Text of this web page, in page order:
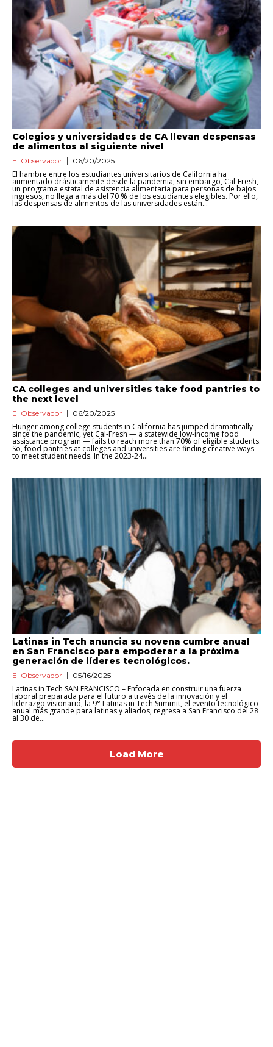
Colegios y universidades de CA llevan despensas
de alimentos al siguiente nivel
El Observador 06/20/2025
El hambre entre los estudiantes universitarios de California ha
aumentado drásticamente desde la pandemia; sin embargo, Cal-Fresh,
un programa estatal de asistencia alimentaria para personas de bajos
ingresos, no llega a más del 70 % de los estudiantes elegibles. Por ello,
las despensas de alimentos de las universidades están...
CA colleges and universities take food pantries to
the next level
El Observador 06/20/2025
Hunger among college students in California has jumped dramatically
since the pandemic, yet Cal-Fresh — a statewide low-income food
assistance program — fails to reach more than 70% of eligible students.
So, food pantries at colleges and universities are finding creative ways
to meet student needs. In the 2023-24...
Latinas in Tech anuncia su novena cumbre anual
en San Francisco para empoderar a la próxima
generación de líderes tecnológicos.
El Observador 05/16/2025
Latinas in Tech SAN FRANCISCO – Enfocada en construir una fuerza
laboral preparada para el futuro a través de la innovación y el
liderazgo visionario, la 9° Latinas in Tech Summit, el evento tecnológico
anual más grande para latinas y aliados, regresa a San Francisco del 28
al 30 de...
Load More